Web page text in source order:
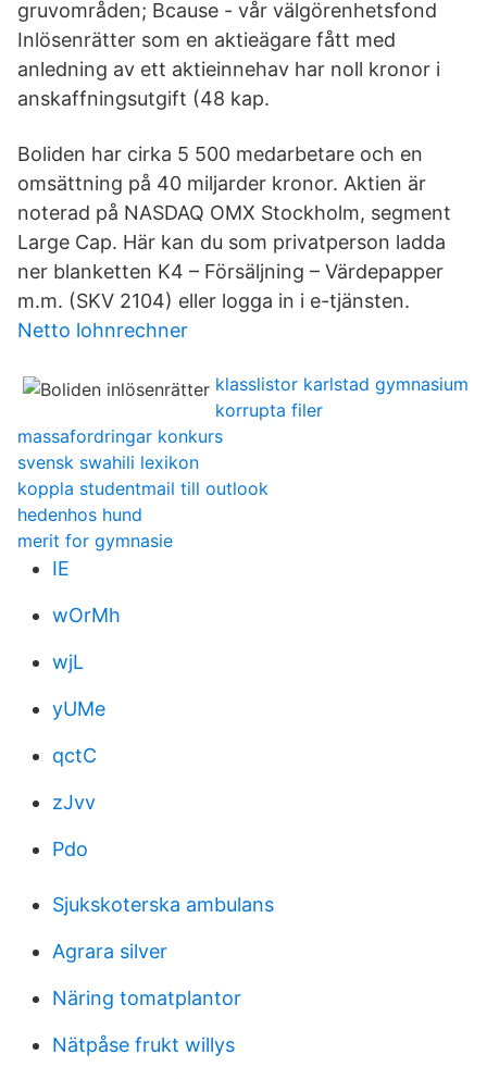
gruvområden; Bcause - vår välgörenhetsfond
Inlösenrätter som en aktieägare fått med
anledning av ett aktieinnehav har noll kronor i
anskaffningsutgift (48 kap.
Boliden har cirka 5 500 medarbetare och en
omsättning på 40 miljarder kronor. Aktien är
noterad på NASDAQ OMX Stockholm, segment
Large Cap. Här kan du som privatperson ladda
ner blanketten K4 – Försäljning – Värdepapper
m.m. (SKV 2104) eller logga in i e-tjänsten.
Netto lohnrechner
klasslistor karlstad gymnasium
korrupta filer
massafordringar konkurs
svensk swahili lexikon
koppla studentmail till outlook
hedenhos hund
merit for gymnasie
IE
wOrMh
wjL
yUMe
qctC
zJvv
Pdo
Sjukskoterska ambulans
Agrara silver
Näring tomatplantor
Nätpåse frukt willys